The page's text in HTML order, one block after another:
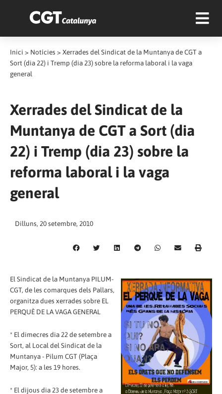
Inici > Notícies > Xerrades del Sindicat de la Muntanya de CGT a
Sort (dia 22) i Tremp (dia 23) sobre la reforma laboral i la vaga
general
Xerrades del Sindicat de la
Muntanya de CGT a Sort (dia
22) i Tremp (dia 23) sobre la
reforma laboral i la vaga
general
Dilluns, 20 setembre, 2010
El Sindicat de la Muntanya PILUM-
CGT, de les comarques dels Pallars,
organitza dues xerrades sobre EL
PERQUÈ DE LA VAGA GENERAL
* El dimecres dia 22 de setembre a
Sort, al Local del Sindicat de la
Muntanya - Pilum CGT (Plaça
Major, 5): a les 19 hores.
* El dijous dia 23 de setembre a